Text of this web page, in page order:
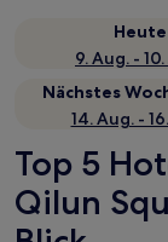
Heute
9. Aug. -
Nächstes
14. Aug. -
Top 5
Qilun